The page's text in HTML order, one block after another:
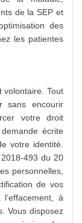
de la SEP et
des
les patientes
volontaire. Tout
sans encourir
votre droit
écrite
votre identité.
493 du 20
personnelles,
de vos
à
Vous disposez